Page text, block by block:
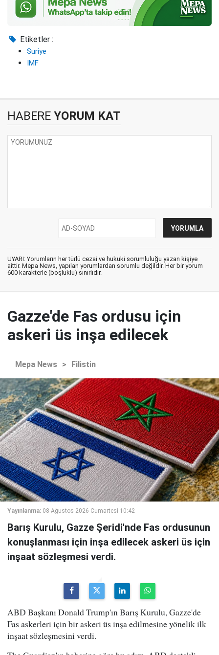
Etiketler :
Suriye
IMF
HABERE YORUM KAT
UYARI: Yorumların her türlü cezai ve hukuki sorumluluğu yazan kişiye
aittir. Mepa News, yapılan yorumlardan sorumlu değildir. Her bir yorum
600 karakterle (boşluklu) sınırlıdır.
Gazze'de Fas ordusu için
askeri üs inşa edilecek
Mepa News > Filistin
Yayınlanma: 08 Ağustos 2026 Cumartesi 10:42
Barış Kurulu, Gazze Şeridi'nde Fas ordusunun
konuşlanması için inşa edilecek askeri üs için
inşaat sözleşmesi verdi.
ABD Başkanı Donald Trump'ın Barış Kurulu, Gazze'de
Fas askerleri için bir askeri üs inşa edilmesine yönelik ilk
inşaat sözleşmesini verdi.